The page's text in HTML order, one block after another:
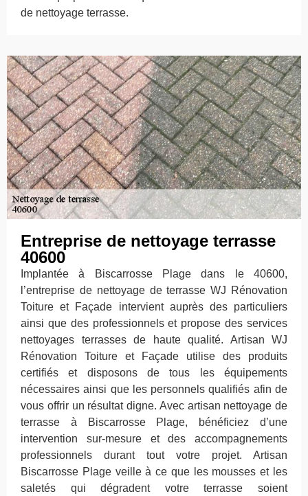
de nettoyage terrasse.
Entreprise de nettoyage terrasse
40600
Implantée à Biscarrosse Plage dans le 40600,
l’entreprise de nettoyage de terrasse WJ Rénovation
Toiture et Façade intervient auprès des particuliers
ainsi que des professionnels et propose des services
nettoyages terrasses de haute qualité. Artisan WJ
Rénovation Toiture et Façade utilise des produits
certifiés et disposons de tous les équipements
nécessaires ainsi que les personnels qualifiés afin de
vous offrir un résultat digne. Avec artisan nettoyage de
terrasse à Biscarrosse Plage, bénéficiez d’une
intervention sur-mesure et des accompagnements
professionnels durant tout votre projet. Artisan
Biscarrosse Plage veille à ce que les mousses et les
saletés qui dégradent votre terrasse soient